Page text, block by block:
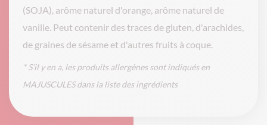
(SOJA), arôme naturel d'orange, arôme naturel de
vanille. Peut contenir des traces de gluten, d'arachides,
de graines de sésame et d'autres fruits à coque.
* S’il y en a, les produits allergènes sont indiqués en
MAJUSCULES dans la liste des ingrédients